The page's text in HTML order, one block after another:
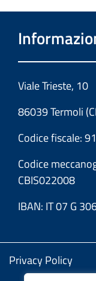
Viale Trieste, 10
86039 Termoli
Codice fiscale:
Codice
CBIS022008
IBAN: IT 07 G
Privacy Policy